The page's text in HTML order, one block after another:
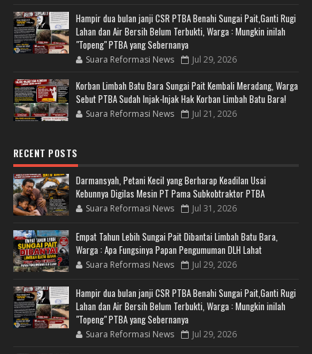
Hampir dua bulan janji CSR PTBA Benahi Sungai Pait,Ganti Rugi
Lahan dan Air Bersih Belum Terbukti, Warga : Mungkin inilah
"Topeng" PTBA yang Sebernanya
Suara Reformasi News Jul 29, 2026
Korban Limbah Batu Bara Sungai Pait Kembali Meradang, Warga
Sebut PTBA Sudah Injak-Injak Hak Korban Limbah Batu Bara!
Suara Reformasi News Jul 21, 2026
RECENT POSTS
Darmansyah, Petani Kecil yang Berharap Keadilan Usai
Kebunnya Digilas Mesin PT Pama Subkobtraktor PTBA
Suara Reformasi News Jul 31, 2026
Empat Tahun Lebih Sungai Pait Dibantai Limbah Batu Bara,
Warga : Apa Fungsinya Papan Pengumuman DLH Lahat
Suara Reformasi News Jul 29, 2026
Hampir dua bulan janji CSR PTBA Benahi Sungai Pait,Ganti Rugi
Lahan dan Air Bersih Belum Terbukti, Warga : Mungkin inilah
"Topeng" PTBA yang Sebernanya
Suara Reformasi News Jul 29, 2026